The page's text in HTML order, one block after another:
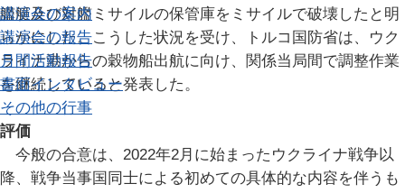
講演会の案内
講演会の報告
月間活動報告
書面インタビュー
その他の行事
艦艇及び対艦ミサイルの保管庫をミサイルで破壊したと明
らかにした。こうした状況を受け、トルコ国防省は、ウク
ライナ港からの穀物船出航に向け、関係当局間で調整作業
を継続していると発表した。
評価
今般の合意は、2022年2月に始まったウクライナ戦争以
降、戦争当事国同士による初めての具体的な内容を伴うも